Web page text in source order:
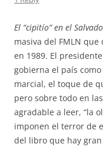
El “cipitío” en el
masiva del FMLN
en 1989. El
gobierna el país
marcial, el toque de
pero sobre todo en
agradable a leer, “la
imponen el terror de
del libro que hay